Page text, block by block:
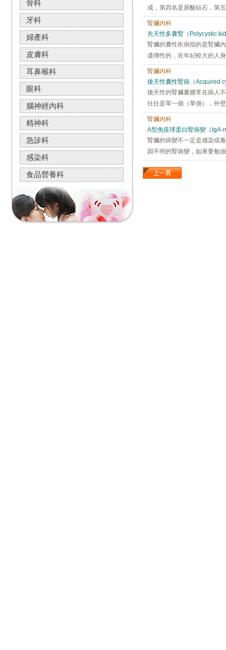
骨科
牙科
婦產科
皮膚科
耳鼻喉科
眼科
腦神經內科
精神科
急診科
感染科
食品營養科
成，第四名是尿酸結石，第
腎臟內科
先天性多囊腎（Polycystic
腎臟的囊性疾病指的是腎臟
遺傳性的，在年紀較大的人
腎臟內科
後天性囊性腎病（Acquired
後天性的腎臟囊腫常在病人
往往是單一個（單側），外
腎臟內科
A型免疫球蛋白腎病變（IgA-
腎臟的病變不一定是感染或
因不明的腎病變，如果要勉